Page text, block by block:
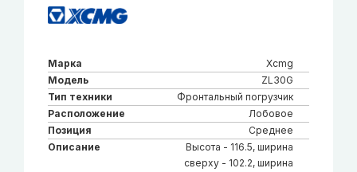
Марка
Xcmg
Модель
ZL30G
Тип техники
Фронтальный погрузчик
Расположение
Лобовое
Позиция
Среднее
Описание
Высота - 116.5, ширина
сверху - 102.2, ширина